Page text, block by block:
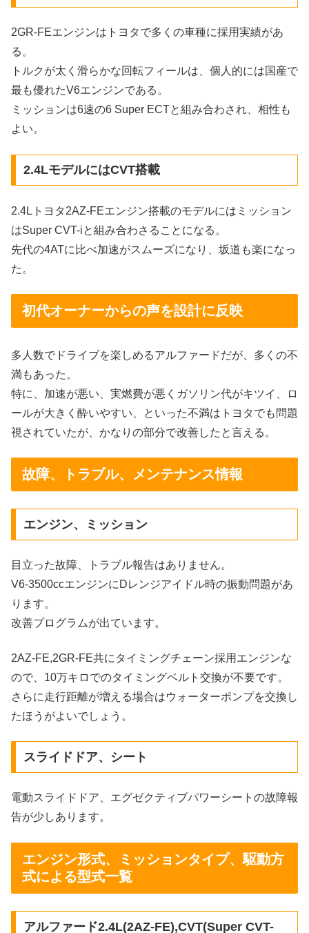
2GR-FEエンジンはトヨタで多くの車種に採用実績があ
る。
トルクが太く滑らかな回転フィールは、個人的には国産で
最も優れたV6エンジンである。
ミッションは6速の6 Super ECTと組み合わされ、相性も
よい。
2.4LモデルにはCVT搭載
2.4Lトヨタ2AZ-FEエンジン搭載のモデルにはミッション
はSuper CVT-iと組み合わさることになる。
先代の4ATに比べ加速がスムーズになり、坂道も楽になっ
た。
初代オーナーからの声を設計に反映
多人数でドライブを楽しめるアルファードだが、多くの不
満もあった。
特に、加速が悪い、実燃費が悪くガソリン代がキツイ、ロ
ールが大きく酔いやすい、といった不満はトヨタでも問題
視されていたが、かなりの部分で改善したと言える。
故障、トラブル、メンテナンス情報
エンジン、ミッション
目立った故障、トラブル報告はありません。
V6-3500ccエンジンにDレンジアイドル時の振動問題があ
ります。
改善プログラムが出ています。
2AZ-FE,2GR-FE共にタイミングチェーン採用エンジンな
ので、10万キロでのタイミングベルト交換が不要です。
さらに走行距離が増える場合はウォーターポンプを交換し
たほうがよいでしょう。
スライドドア、シート
電動スライドドア、エグゼクティブパワーシートの故障報
告が少しあります。
エンジン形式、ミッションタイプ、駆動方
式による型式一覧
アルファード2.4L(2AZ-FE),CVT(Super CVT-